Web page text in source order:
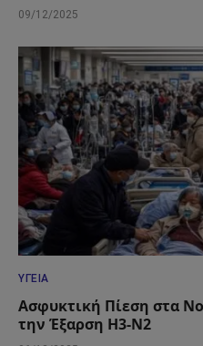
09/12/2025
ΥΓΕΊΑ
Ασφυκτική Πίεση στα
την Έξαρση H3-N2